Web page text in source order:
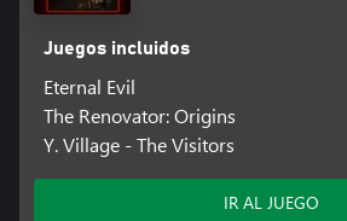
Juegos incluidos
Eternal Evil
The Renovator: Origins
Y. Village - The Visitors
IR AL JUEGO